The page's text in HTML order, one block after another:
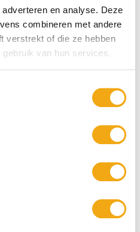
en analyse. Deze
combineren met andere
verstrekt of die ze hebben
van hun services.
Podenco Lips - Christopher Stone